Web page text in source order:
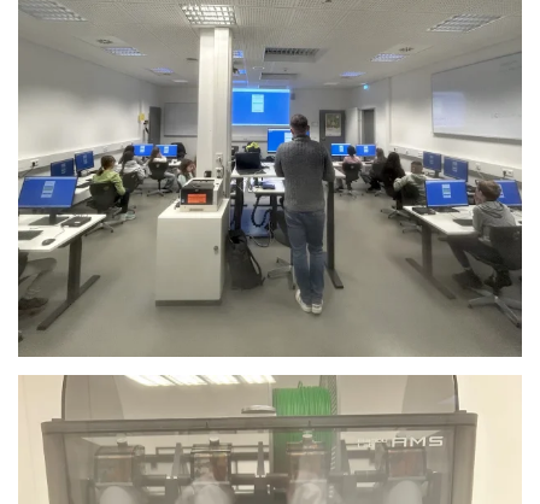
Anschauen....